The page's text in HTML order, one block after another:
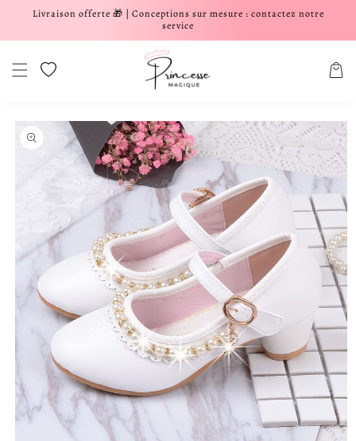
et passer au contenu
Livraison offerte 🎁 | Conceptions sur mesure : contactez notre
service
Liste de souhaits Panier
informations produits